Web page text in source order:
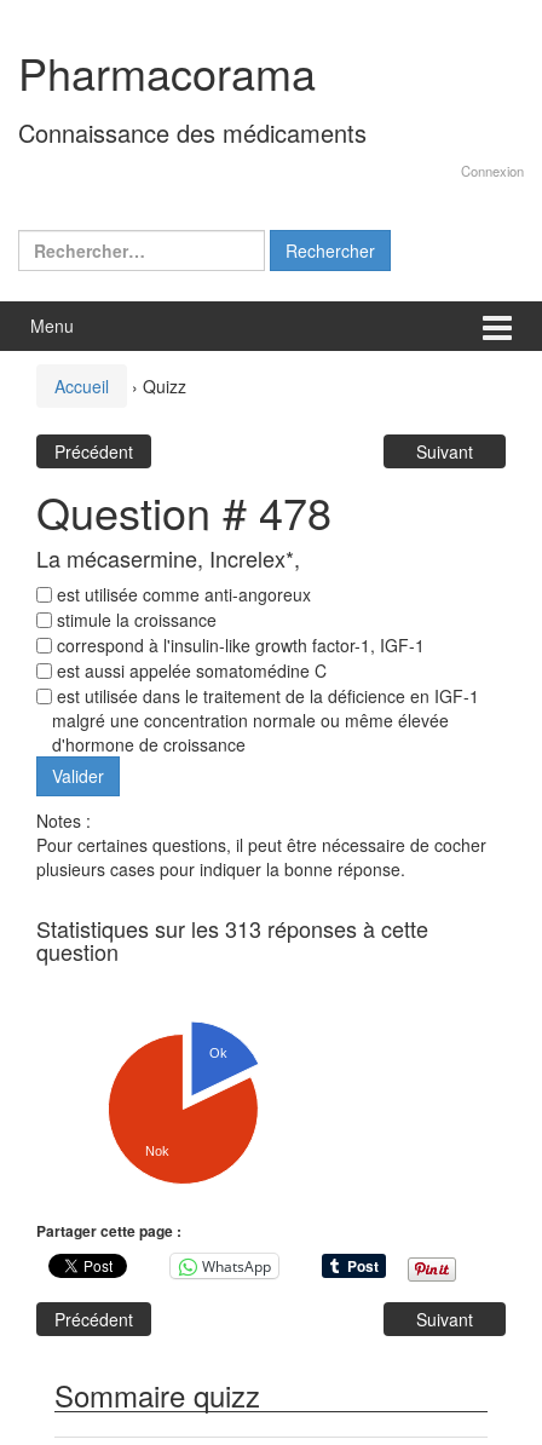
contenu
menu
principal
Pharmacorama
Connaissance des médicaments
Connexion
Rechercher :
Menu
Accueil › Quizz
Précédent Suivant
Question # 478
La mécasermine, Increlex*,
est utilisée comme anti-angoreux
stimule la croissance
correspond à l'insulin-like growth factor-1, IGF-1
est aussi appelée somatomédine C
est utilisée dans le traitement de la déficience en IGF-1
malgré une concentration normale ou même élevée
d'hormone de croissance
Notes :
Pour certaines questions, il peut être nécessaire de cocher
plusieurs cases pour indiquer la bonne réponse.
Statistiques sur les 313 réponses à cette
question
Ok
Nok
Partager cette page :
WhatsApp
Précédent Suivant
Sommaire quizz